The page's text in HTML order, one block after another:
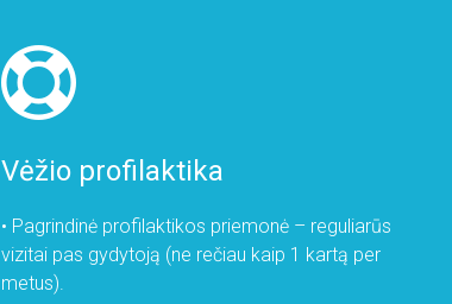
Vėžio profilaktika
• Pagrindinė profilaktikos priemonė – reguliarūs
vizitai pas gydytoją (ne rečiau kaip 1 kartą per
metus).